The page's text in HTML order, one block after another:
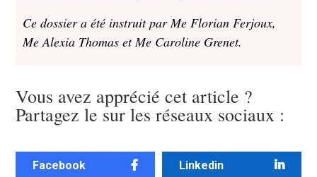
Ce dossier a été instruit par Me Florian Ferjoux,
Me Alexia Thomas et Me Caroline Grenet.
Vous avez apprécié cet article ?
Partagez le sur les réseaux sociaux :
Facebook Linkedin